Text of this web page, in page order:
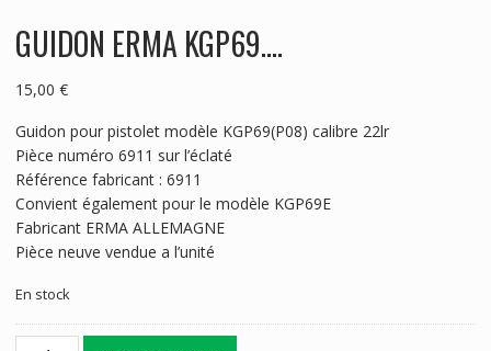
GUIDON ERMA KGP69….
15,00 €
Guidon pour pistolet modèle KGP69(P08) calibre 22lr
Pièce numéro 6911 sur l’éclaté
Référence fabricant : 6911
Convient également pour le modèle KGP69E
Fabricant ERMA ALLEMAGNE
Pièce neuve vendue a l’unité
En stock
quantité